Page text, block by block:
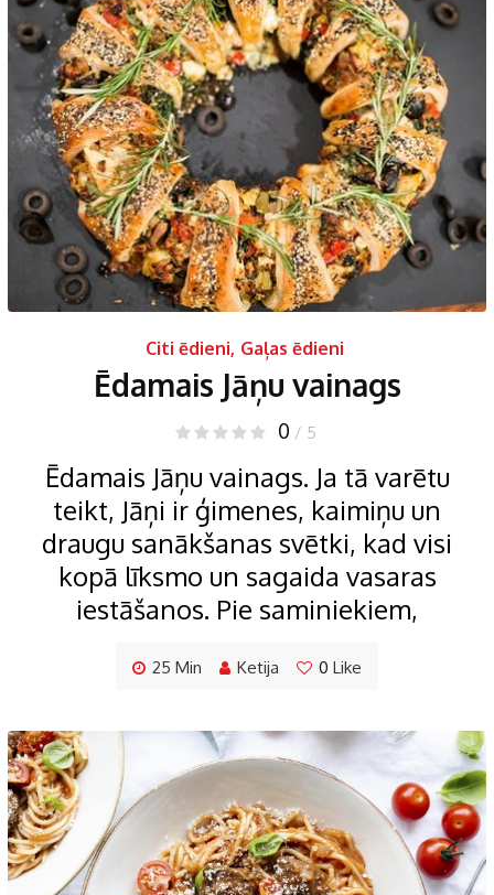
Citi ēdieni, Gaļas ēdieni
Ēdamais Jāņu vainags
0 / 5
Ēdamais Jāņu vainags. Ja tā varētu
teikt, Jāņi ir ģimenes, kaimiņu un
draugu sanākšanas svētki, kad visi
kopā līksmo un sagaida vasaras
iestāšanos. Pie saminiekiem,
25 Min Ketija 0 Like